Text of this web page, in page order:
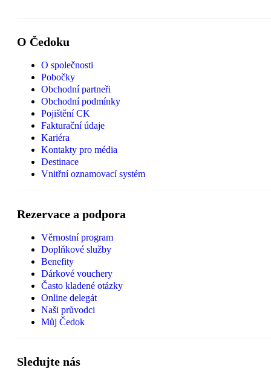
O Čedoku
O společnosti
Pobočky
Obchodní partneři
Obchodní podmínky
Pojištění CK
Fakturační údaje
Kariéra
Kontakty pro média
Destinace
Vnitřní oznamovací systém
Rezervace a podpora
Věrnostní program
Doplňkové služby
Benefity
Dárkové vouchery
Často kladené otázky
Online delegát
Naši průvodci
Můj Čedok
Sledujte nás